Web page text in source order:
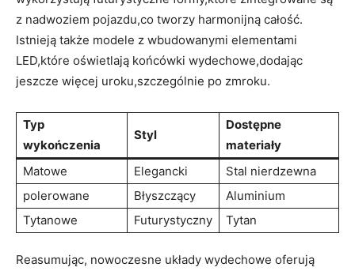
z nadwoziem pojazdu,co tworzy harmonijną całość.
Istnieją także modele z wbudowanymi elementami
LED,które oświetlają końcówki wydechowe,dodając
jeszcze więcej uroku,szczególnie po zmroku.
Typ
wykończenia
Styl
Dostępne
materiały
Matowe
Elegancki
Stal nierdzewna
polerowane
Błyszczący
Aluminium
Tytanowe
Futurystyczny Tytan
Reasumując, nowoczesne układy wydechowe oferują